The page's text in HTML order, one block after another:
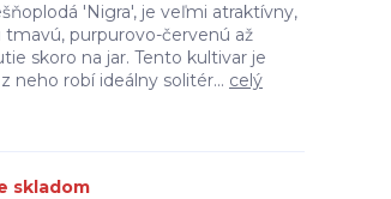
'Nigra', je veľmi atraktívny,
purpurovo-červenú až
skoro na jar. Tento kultivar je
neho robí ideálny solitér... celý
skladom